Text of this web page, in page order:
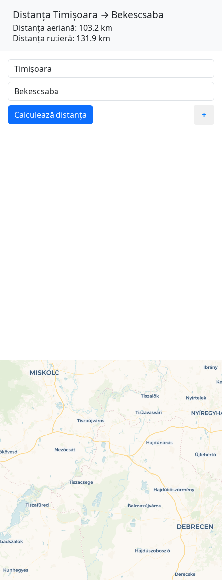
Distanța Timișoara → Bekescsaba
Distanța aeriană: 103.2 km
Distanța rutieră: 131.9 km
Calculează distanța +